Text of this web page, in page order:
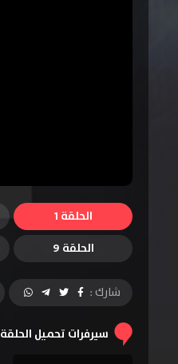
الحلقة 1
الحلقة 9
شارك :
سيرفرات تحميل الحلقة